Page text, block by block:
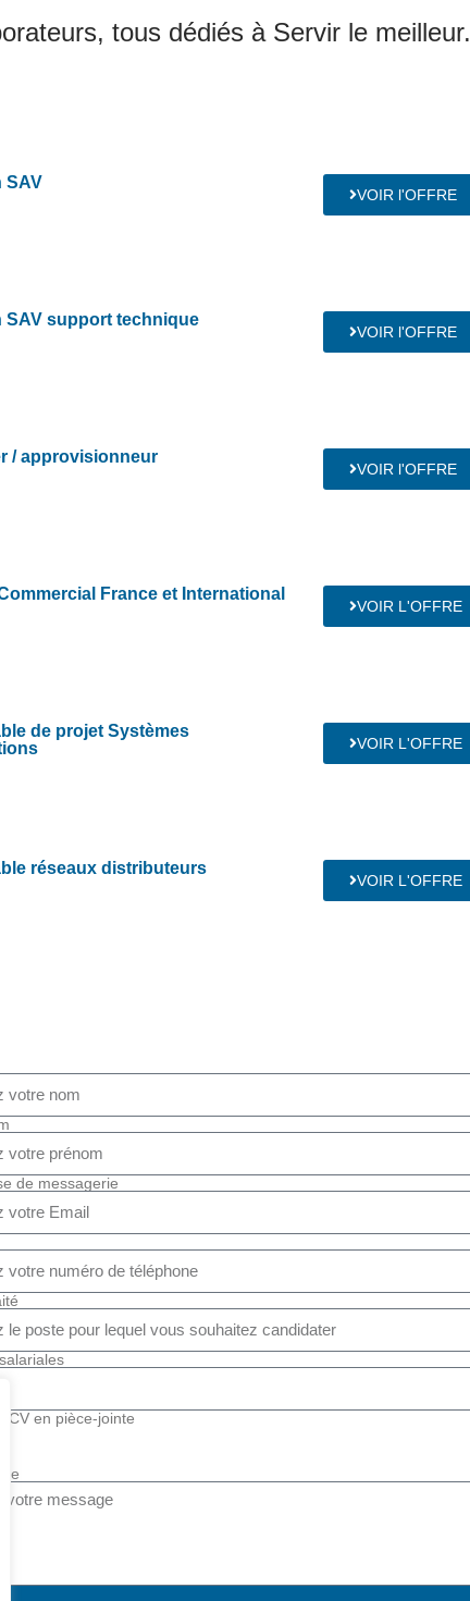
tous dédiés à Servir le meilleur.
SAV
VOIR l'OFFRE
SAV support technique
VOIR l'OFFRE
/ approvisionneur
VOIR l'OFFRE
France et International
VOIR L'OFFRE
de projet Systèmes
VOIR L'OFFRE
réseaux distributeurs
VOIR L'OFFRE
de messagerie
CV en pièce-jointe